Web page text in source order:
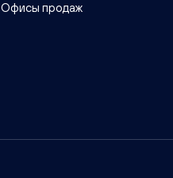
Офисы продаж